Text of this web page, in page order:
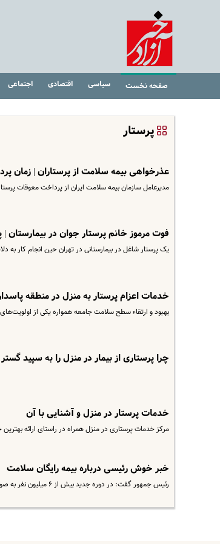
صفحه نخست سیاسی اقتصادی اجتماعی
پرستار
عذرخواهی بیمه سلامت از پرستاران | زمان
مدیرعامل سازمان بیمه سلامت ایران از پرداخت معوقات
فوت مرموز خانم پرستار جوان در
یک پرستار شاغل در بیمارستانی در تهران حین انجام کار به
خدمات اعزام پرستار به منزل در منطقه
بهبود و ارتقاء سطح سلامت جامعه همواره یکی از
چرا پرستاری از بیمار در منزل را به سپید
خدمات پرستار در منزل و آشنایی با آن
مرکز خدمات پرستاری در منزل همراه در راستای ارائه
خبر خوش رئیسی درباره بیمه رایگان سلامت
رئیس جمهور گفت: در دوره جدید بیش از ۶ میلیون نفر به صورت رایگان بیمه سلامت شدند و ما به دنبال آن هستیم که این خدمات به…